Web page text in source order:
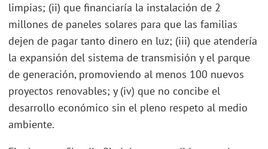
limpias; (ii) que financiaría la instalación de 2
millones de paneles solares para que las familias
dejen de pagar tanto dinero en luz; (iii) que atendería
la expansión del sistema de transmisión y el parque
de generación, promoviendo al menos 100 nuevos
proyectos renovables; y (iv) que no concibe el
desarrollo económico sin el pleno respeto al medio
ambiente.